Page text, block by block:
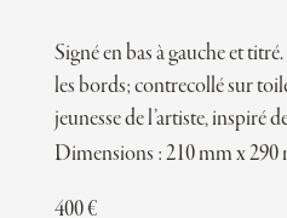
Signé en bas à gauche et
les bords; contrecollé sur
jeunesse de l’artiste, inspiré
Dimensions : 210 mm x 290
400€